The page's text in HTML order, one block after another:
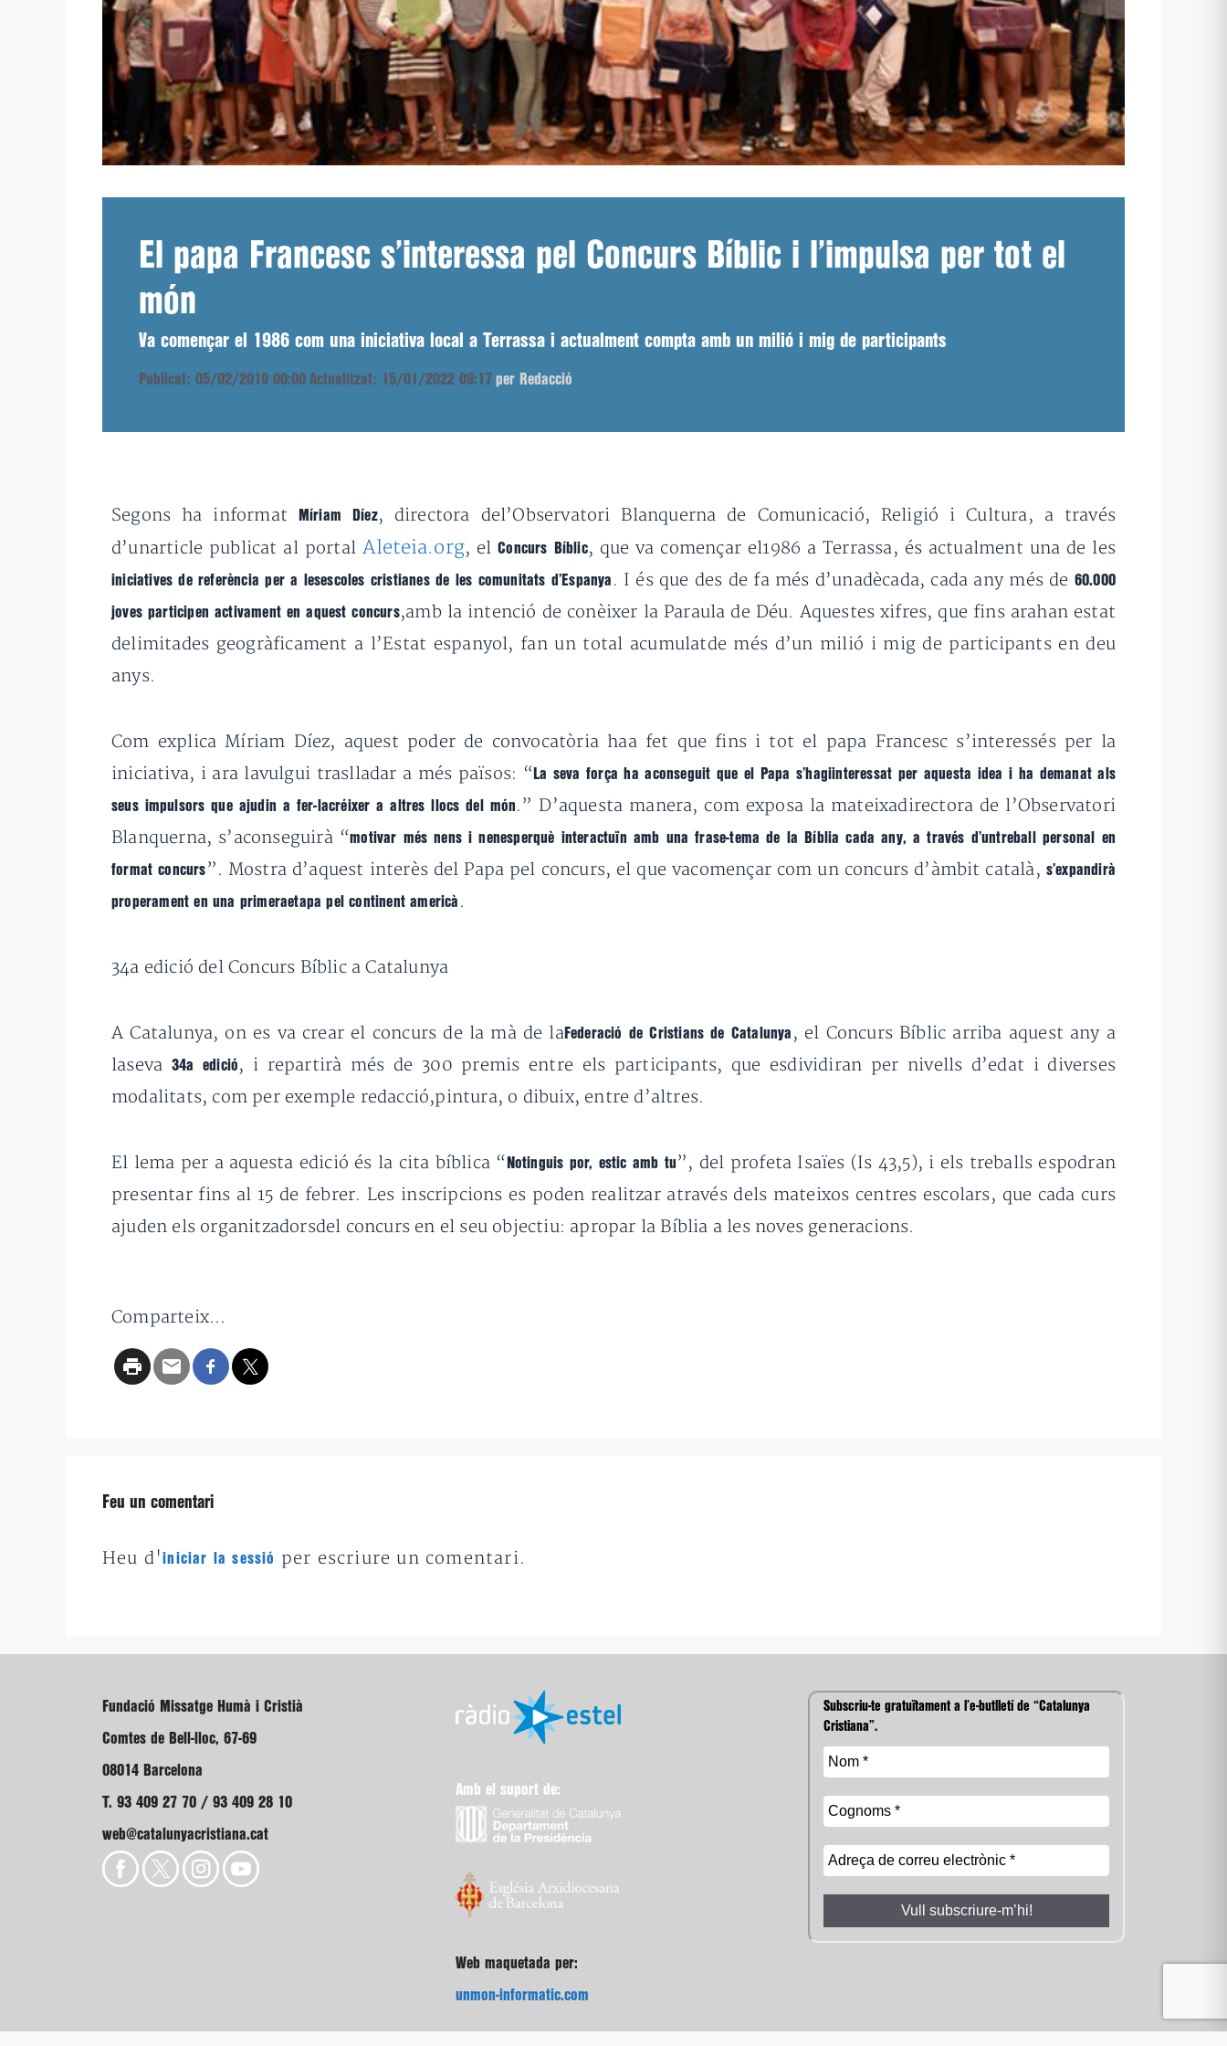
El papa Francesc s’interessa pel Concurs Bíblic i l’impulsa per tot el
món
Va començar el 1986 com una iniciativa local a Terrassa i actualment compta amb un milió i mig de participants
Publicat: 05/02/2019 00:00 Actualitzat: 15/01/2022 09:17 per Redacció
Segons ha informat Míriam Díez, directora del’Observatori Blanquerna de Comunicació, Religió i Cultura, a través
d’unarticle publicat al portal Aleteia.org, elConcurs Bíblic, que va començar el1986 a Terrassa, és actualment una de les
iniciatives de referència per a lesescoles cristianes de les comunitats d’Espanya . I és que des de fa més d’unadècada, cada any més de 60.000
joves participen activament en aquest concurs,amb la intenció de conèixer la Paraula de Déu. Aquestes xifres, que fins arahan estat
delimitades geogràficament a l’Estat espanyol, fan un total acumulatde més d’un milió i mig de participants en deu
anys.
Com explica Míriam Díez, aquest poder de convocatòria haa fet que fins i tot el papa Francesc s’interessés per la
iniciativa, i ara lavulgui traslladar a més països: “ La seva força ha aconseguit que el Papa s’hagiinteressat per aquesta idea i ha demanat als
seus impulsors que ajudin a fer-lacréixer a altres llocs del món .” D’aquesta manera, com exposa la mateixadirectora de l’Observatori
Blanquerna, s’aconseguirà “motivar més nens i nenesperquè interactuïn amb una frase-tema de la Bíblia cada any, a través d’untreball personal en
format concurs ”. Mostra d’aquest interès del Papa pel concurs, el que vacomençar com un concurs d’àmbit català, s’expandirà
properament en una primeraetapa pel continent americà .
34a edició del Concurs Bíblic a Catalunya
A Catalunya, on es va crear el concurs de la mà de la Federació de Cristians de Catalunya , el Concurs Bíblic arriba aquest any a
laseva
34a edició , i repartirà més de 300 premis entre els participants, que esdividiran per nivells d’edat i diverses
modalitats, com per exemple redacció,pintura, o dibuix, entre d’altres.
El lema per a aquesta edició és la cita bíblica “ Notinguis por, estic amb tu ”, del profeta Isaïes (Is 43,5), i els treballs espodran
presentar fins al 15 de febrer. Les inscripcions es poden realitzar através dels mateixos centres escolars, que cada curs
ajuden els organitzadorsdel concurs en el seu objectiu: apropar la Bíblia a les noves generacions.
Comparteix...
Feu un comentari
Heu d'iniciar la sessió per escriure un comentari.
Fundació Missatge Humà i Cristià
Comtes de Bell-lloc, 67-69
08014 Barcelona
T. 93 409 27 70 / 93 409 28 10
web@catalunyacristiana.cat
Amb el suport de:
Web maquetada per:
unmon-informatic.com
Subscriu-te gratuïtament a l’e-butlletí de “Catalunya
Cristiana”.